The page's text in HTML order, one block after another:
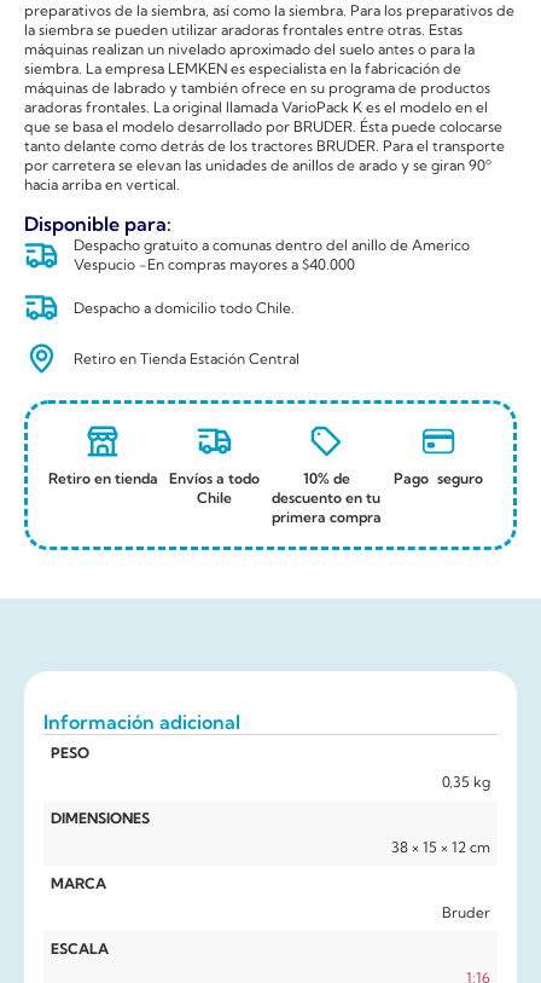
preparativos de la siembra, así como la siembra. Para los preparativos de
la siembra se pueden utilizar aradoras frontales entre otras. Estas
máquinas realizan un nivelado aproximado del suelo antes o para la
siembra. La empresa LEMKEN es especialista en la fabricación de
máquinas de labrado y también ofrece en su programa de productos
aradoras frontales. La original llamada VarioPack K es el modelo en el
que se basa el modelo desarrollado por BRUDER. Ésta puede colocarse
tanto delante como detrás de los tractores BRUDER. Para el transporte
por carretera se elevan las unidades de anillos de arado y se giran 90º
hacia arriba en vertical.
Disponible para:
Despacho gratuito a comunas dentro del anillo de Americo
Vespucio -En compras mayores a $40.000
Despacho a domicilio todo Chile.
Retiro en Tienda Estación Central
Retiro en tienda
Envíos a todo
Chile
10% de
descuento en tu
primera compra
Pago seguro
Información adicional
PESO
0,35 kg
DIMENSIONES
38 × 15 × 12 cm
MARCA
Bruder
ESCALA
1:16